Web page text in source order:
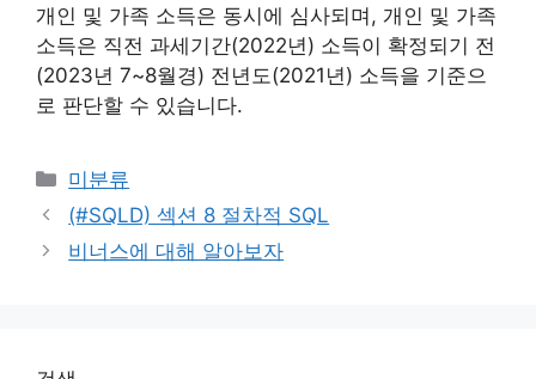
개인 및 가족 소득은 동시에 심사되며, 개인 및 가족
소득은 직전 과세기간(2022년) 소득이 확정되기 전
(2023년 7~8월경) 전년도(2021년) 소득을 기준으
로 판단할 수 있습니다.
Categories
미분류
(#SQLD) 섹션 8 절차적 SQL
비너스에 대해 알아보자